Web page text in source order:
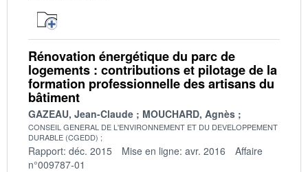
Rénovation énergétique du parc de
logements : contributions et pilotage de la
formation professionnelle des artisans du
bâtiment
GAZEAU, Jean-Claude MOUCHARD, Agnès
CONSEIL GENERAL DE L'ENVIRONNEMENT ET DU DEVELOPPEMENT
DURABLE (CGEDD)
Rapport: déc. 2015 Mise en ligne: avr. 2016
Affaire
n°009787-01